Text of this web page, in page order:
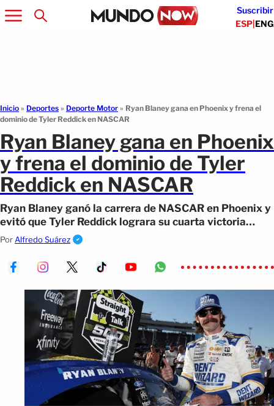
Suscribir
ESP|ENG
Inicio » Deportes » Deporte Motor » Ryan Blaney gana en Phoenix y frena el
dominio de Tyler Reddick en NASCAR
Ryan Blaney gana en Phoenix
y frena el dominio de Tyler
Reddick en NASCAR
Ryan Blaney ganó la carrera de NASCAR en Phoenix y
evitó que Tyler Reddick lograra su cuarta victoria
consecutiva. Team Penske dominó el fin de semana.
Por Alfredo Suárez